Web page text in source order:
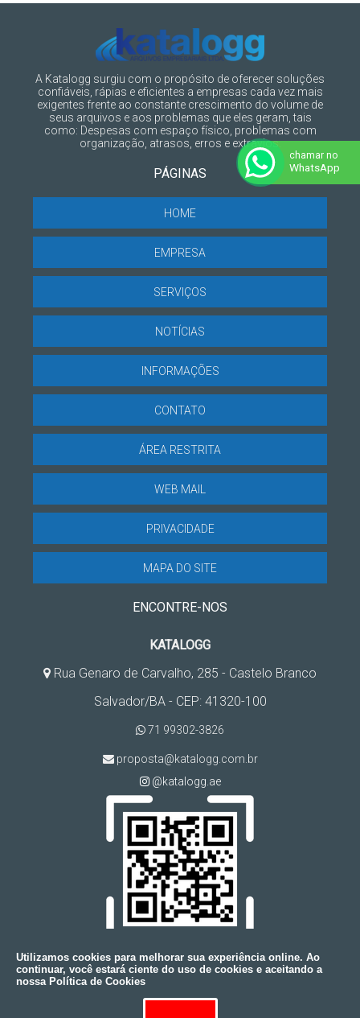
A Katalogg surgiu com o propósito de oferecer soluções
confiáveis, rápias e eficientes a empresas cada vez mais
exigentes frente ao constante crescimento do volume de
seus arquivos e aos problemas que eles geram, tais
como: Despesas com espaço físico, problemas com
organização, atrasos, erros e extravios.
PÁGINAS
HOME
EMPRESA
SERVIÇOS
NOTÍCIAS
INFORMAÇÕES
CONTATO
ÁREA RESTRITA
WEB MAIL
PRIVACIDADE
MAPA DO SITE
ENCONTRE-NOS
KATALOGG
Rua Genaro de Carvalho, 285 - Castelo Branco
Salvador/BA - CEP: 41320-100
71 99302-3826
proposta@katalogg.com.br
@katalogg.ae
chamar no
WhatsApp
Utilizamos cookies para melhorar sua experiência online. Ao
continuar, você estará ciente do uso de cookies e aceitando a
nossa Política de Cookies